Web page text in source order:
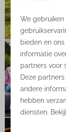
We
bieden en
informatie
partners voor
Deze
andere
hebben
diensten.